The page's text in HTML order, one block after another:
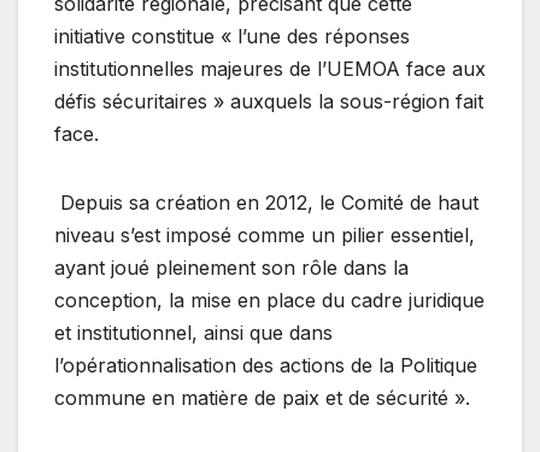
initiative constitue « l’une des réponses
institutionnelles majeures de l’UEMOA face aux
défis sécuritaires » auxquels la sous-région fait
face.
Depuis sa création en 2012, le Comité de haut
niveau s’est imposé comme un pilier essentiel,
ayant joué pleinement son rôle dans la
conception, la mise en place du cadre juridique
et institutionnel, ainsi que dans
l’opérationnalisation des actions de la Politique
commune en matière de paix et de sécurité ».